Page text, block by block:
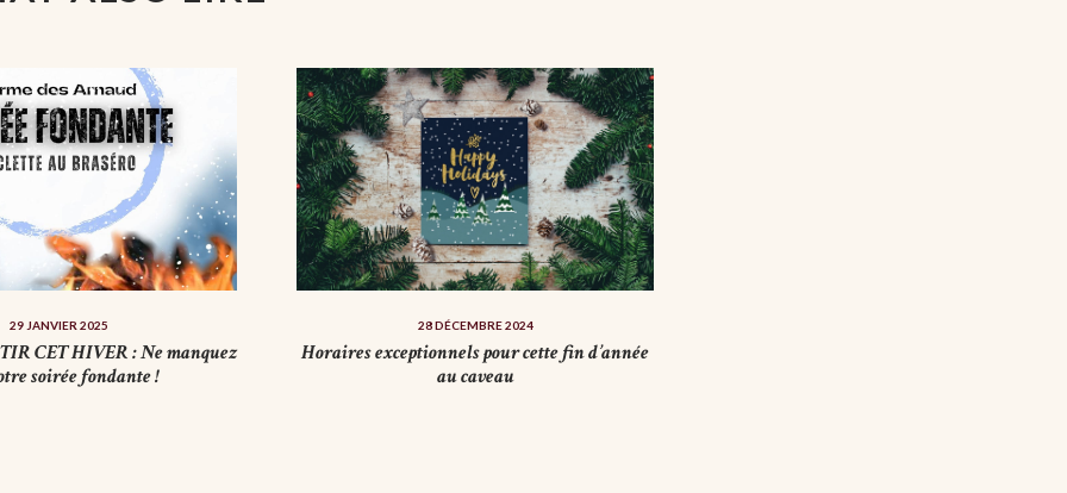
29 JANVIER 2025
CET HIVER : Ne manquez
soirée fondante !
28 DÉCEMBRE 2024
Horaires exceptionnels pour cette fin d’année
au caveau